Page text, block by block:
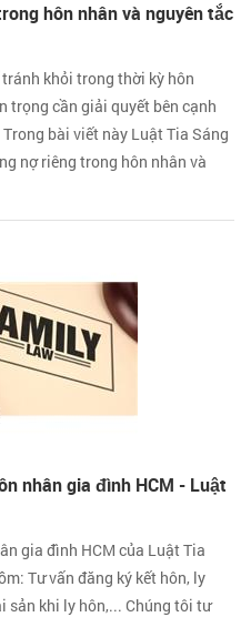
hôn nhân và nguyên tắc
khỏi trong thời kỳ hôn
trọng cần giải quyết bên cạnh
bài viết này Luật Tia Sáng
nợ riêng trong hôn nhân và
nhân gia đình HCM - Luật
gia đình HCM của Luật Tia
Tư vấn đăng ký kết hôn, ly
sản khi ly hôn,... Chúng tôi tư